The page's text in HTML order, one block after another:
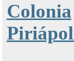
Colonia